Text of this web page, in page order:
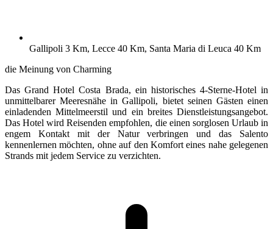
Gallipoli 3 Km, Lecce 40 Km, Santa Maria di Leuca 40 Km
die Meinung von Charming
Das Grand Hotel Costa Brada, ein historisches 4-Sterne-Hotel in
unmittelbarer Meeresnähe in Gallipoli, bietet seinen Gästen einen
einladenden Mittelmeerstil und ein breites Dienstleistungsangebot.
Das Hotel wird Reisenden empfohlen, die einen sorglosen Urlaub in
engem Kontakt mit der Natur verbringen und das Salento
kennenlernen möchten, ohne auf den Komfort eines nahe gelegenen
Strands mit jedem Service zu verzichten.